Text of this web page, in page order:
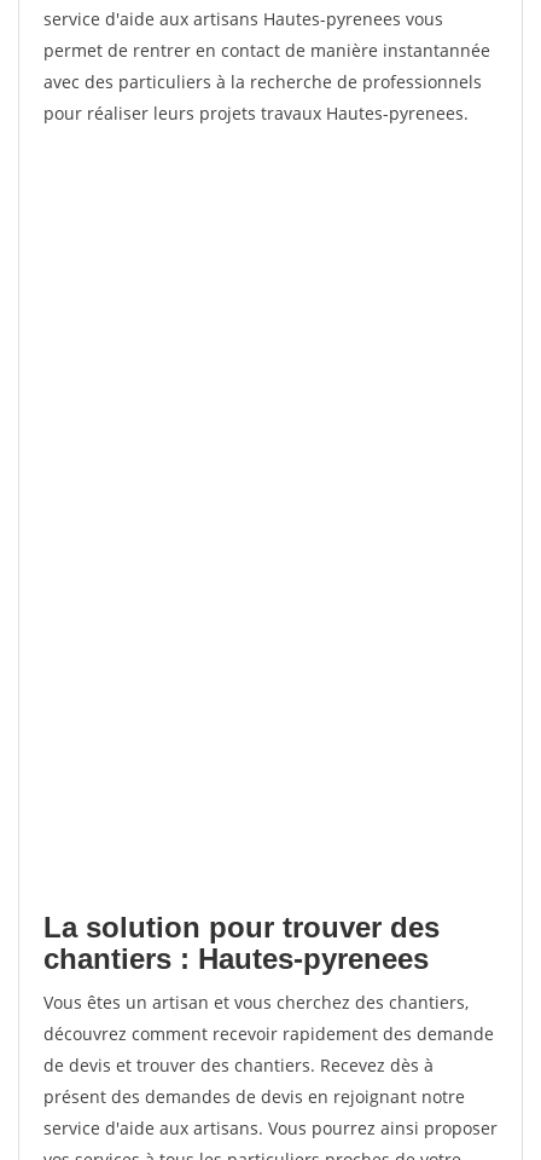
service d'aide aux artisans Hautes-pyrenees vous
permet de rentrer en contact de manière instantannée
avec des particuliers à la recherche de professionnels
pour réaliser leurs projets travaux Hautes-pyrenees.
La solution pour trouver des
chantiers : Hautes-pyrenees
Vous êtes un artisan et vous cherchez des chantiers,
découvrez comment recevoir rapidement des demande
de devis et trouver des chantiers. Recevez dès à
présent des demandes de devis en rejoignant notre
service d'aide aux artisans. Vous pourrez ainsi proposer